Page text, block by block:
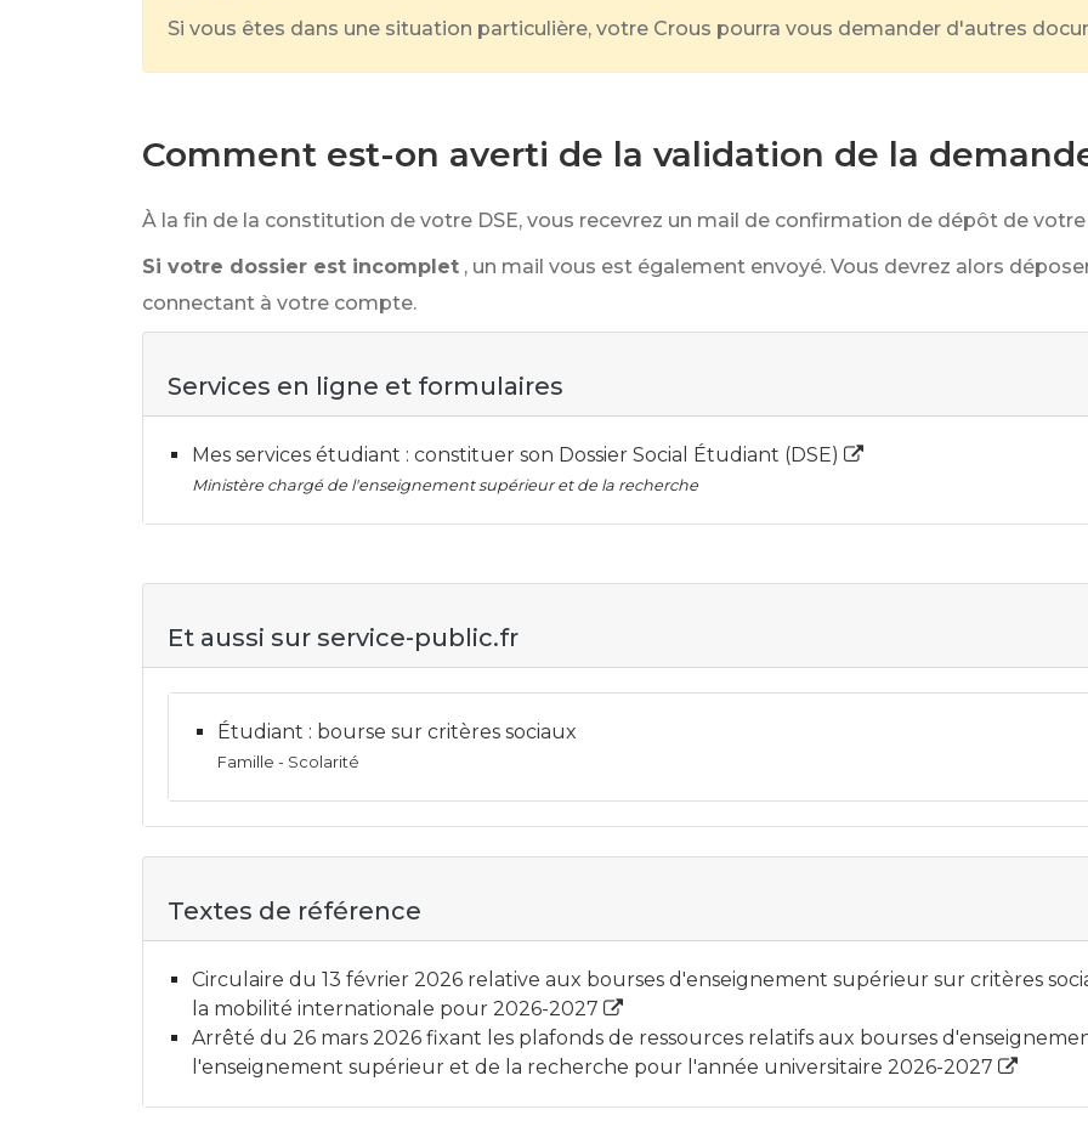
Si vous êtes dans une situation particulière, votre Crous pourra vous demander d'autres
Comment est-on averti de la validation de la
À la fin de la constitution de votre DSE, vous recevrez un mail de confirmation de dépôt de
Si votre dossier est incomplet , un mail vous est également envoyé. Vous devrez alors
connectant à votre compte.
Services en ligne et formulaires
Mes services étudiant : constituer son Dossier Social Étudiant (DSE)
Ministère chargé de l'enseignement supérieur et de la recherche
Et aussi sur service-public.fr
Étudiant : bourse sur critères sociaux
Famille - Scolarité
Textes de référence
Circulaire du 13 février 2026 relative aux bourses d'enseignement supérieur sur critères
la mobilité internationale pour 2026-2027
Arrêté du 26 mars 2026 fixant les plafonds de ressources relatifs aux bourses
l'enseignement supérieur et de la recherche pour l'année universitaire 2026-2027